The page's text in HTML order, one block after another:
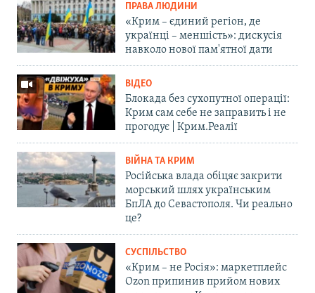
ПРАВА ЛЮДИНИ
«Крим – єдиний регіон, де
українці – меншість»: дискусія
навколо нової пам'ятної дати
ВІДЕО
Блокада без сухопутної операції:
Крим сам себе не заправить і не
прогодує | Крим.Реалії
ВІЙНА ТА КРИМ
Російська влада обіцяє закрити
морський шлях українським
БпЛА до Севастополя. Чи реально
це?
СУСПІЛЬСТВО
«Крим – не Росія»: маркетплейс
Ozon припинив прийом нових